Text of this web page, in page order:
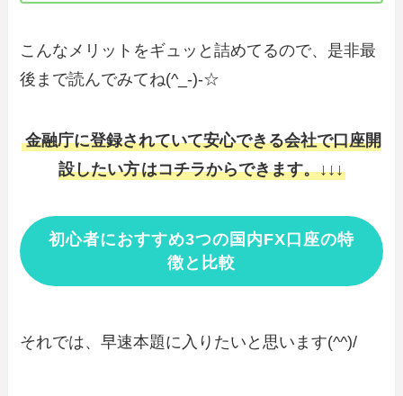
こんなメリットをギュッと詰めてるので、是非最
後まで読んでみてね(^_-)-☆
金融庁に登録されていて安心できる会社で口座開
設したい方はコチラからできます。↓↓↓
初心者におすすめ3つの国内FX口座の特
徴と比較
それでは、早速本題に入りたいと思います(^^)/